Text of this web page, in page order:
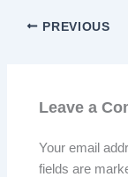
PREVIOUS
Leave a
Your email
fields are